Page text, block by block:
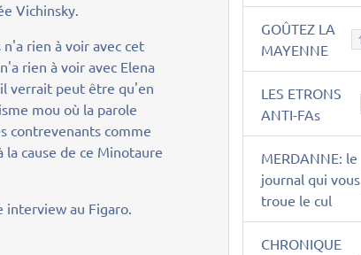
Vichinsky.
rien à voir avec cet
rien à voir avec Elena
il verrait peut être qu'en
mou où la parole
contrevenants comme
cause de ce Minotaure
interview au Figaro.
GOÛTEZ LA
MAYENNE
LES ETRONS
ANTI-FAs
MERDANNE: le
journal qui vous
troue le cul
CHRONIQUE